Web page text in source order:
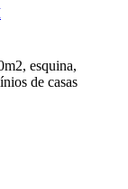
esquina,
de casas